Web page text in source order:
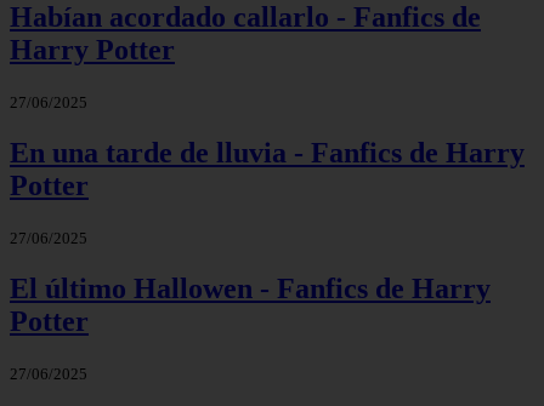
Habían acordado callarlo - Fanfics de
Harry Potter
27/06/2025
En una tarde de lluvia - Fanfics de Harry
Potter
27/06/2025
El último Hallowen - Fanfics de Harry
Potter
27/06/2025